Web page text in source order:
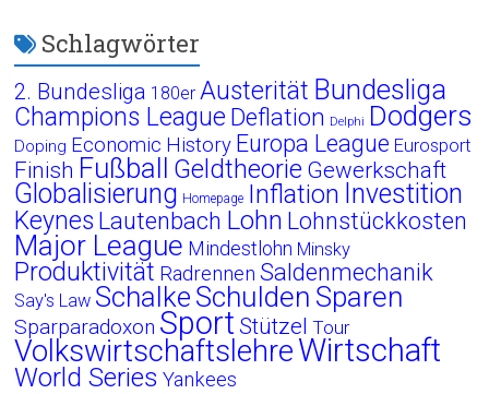
Schlagwörter
2. Bundesliga 180er Austerität Bundesliga
Champions League Deflation Delphi Dodgers
Doping Economic History Europa League Eurosport
Finish Fußball Geldtheorie Gewerkschaft
Globalisierung Homepage Inflation Investition
Keynes Lautenbach Lohn Lohnstückkosten
Major League Mindestlohn Minsky
Produktivität Radrennen Saldenmechanik
Say's Law Schalke Schulden Sparen
Sparparadoxon Sport Stützel Tour
VolkswirtschaftslehreWirtschaft
World Series Yankees